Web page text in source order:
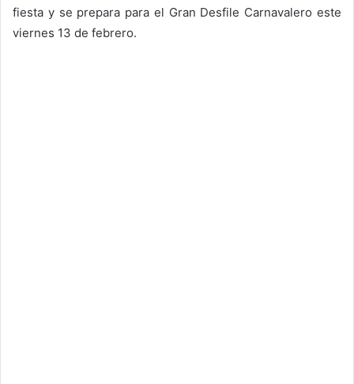
fiesta y se prepara para el Gran Desfile Carnavalero este
viernes 13 de febrero.